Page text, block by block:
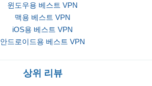
윈도우용 베스트 VPN
맥용 베스트 VPN
iOS용 베스트 VPN
안드로이드용 베스트 VPN
상위 리뷰